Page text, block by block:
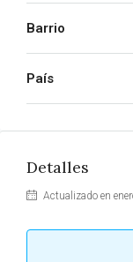
Barrio
País
Detalles
Actualizado en